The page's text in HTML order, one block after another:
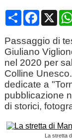
CondividiFacebook
X
Passaggio di
Giuliano
nel 2020 per
Colline
dedicate a
pubblicazione
di storici,
La stretta